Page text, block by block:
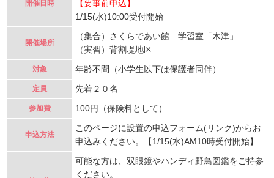
開催日時
【要事前申込】
1/15(水)10:00受付開始
開催場所
（集合）さくらであい館 学習室「木津」
（実習）背割堤地区
対象 年齢不問（小学生以下は保護者同伴）
定員 先着２０名
参加費 100円（保険料として）
申込方法
このページに設置の申込フォーム(リンク)からお
申込みください。【1/15(水)AM10時受付開始】
可能な方は、双眼鏡やハンディ野鳥図鑑をご持参
ください。